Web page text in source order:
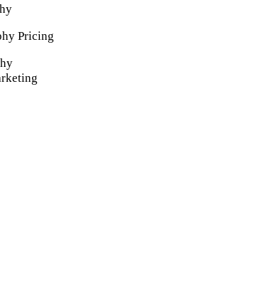
Pricing